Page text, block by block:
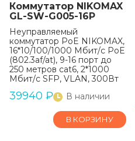
Коммутатор NIKOMAX
GL-SW-G005-16P
Неуправляемый
коммутатор PoE NIKOMAX,
16*10/100/1000 Мбит/с PoE
(802.3af/at), 9-16 порт до
250 метров cat6, 2*1000
Мбит/с SFP, VLAN, 300Вт
39940 ₽ В наличии
В КОРЗИНУ